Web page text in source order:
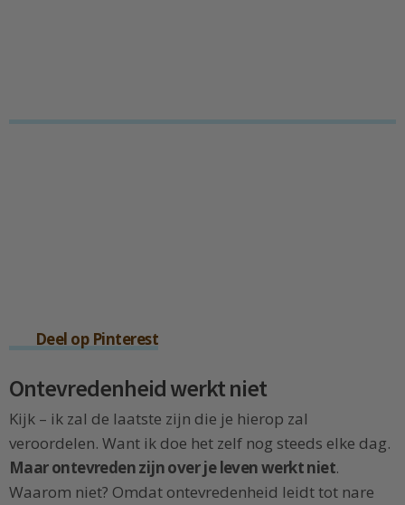
Deel op Pinterest
Ontevredenheid werkt niet
Kijk – ik zal de laatste zijn die je hierop zal
veroordelen. Want ik doe het zelf nog steeds elke dag.
Maar ontevreden zijn over je leven werkt niet.
Waarom niet? Omdat ontevredenheid leidt tot nare